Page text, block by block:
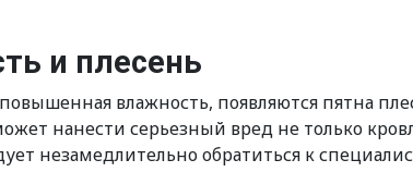
и плесень
влажность, появляются пятна
нанести серьезный вред не только
незамедлительно обратиться к